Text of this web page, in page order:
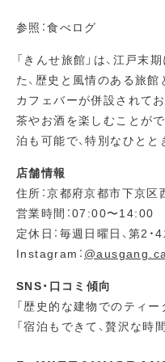
参照：食べログ
「きんせ旅館」は、江戸末
た、歴史と風情のある旅
カフェバーが併設されて
茶やお酒を楽しむことが
泊も可能で、特別なひとと
店舗情報
住所：京都府京都市下京
営業時間：07:00〜14:00
定休日：毎週日曜日、第2・
Instagram：
SNS・口コミ傾向
「歴史的な建物でのティー
「宿泊もできて、贅沢な時